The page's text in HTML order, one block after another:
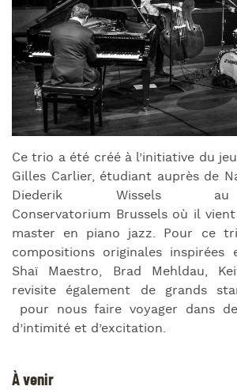
Ce trio a été créé à l’initiative du
Gilles Carlier, étudiant auprès de
Diederik Wissels au
Conservatorium Brussels où il
master en piano jazz. Pour ce
compositions originales inspirées
Shaï Maestro, Brad Mehldau,
revisite également de grands
pour nous faire voyager dans
d’intimité et d’excitation.
À venir